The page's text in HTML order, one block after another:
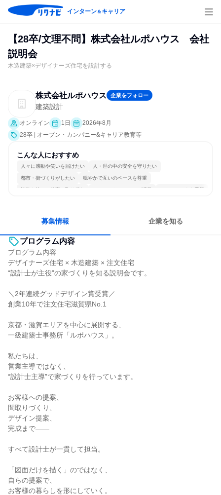
インターン＆キャリア
【28卒/文理不問】株式会社ルポハウス 会社
説明会
木造建築×デザイナーズ住宅を設計する
株式会社ルポハウス 企業をフォロー
建築設計
オンライン 1日
2026年8月
28卒 | オープン・カンパニー&キャリア教育等
こんな人におすすめ
人々に感動や笑いを届けたい 人・世の中の安全を守りたい
都市・街づくりがしたい 穏やかで互いのペースを尊重
情熱を持って仕事に取り組む コミュニケーションが活発 チームワークを重視
募集情報 企業を知る
プログラム内容
プログラム内容
デザイナーズ住宅 × 木造建築 × 注文住宅
“設計士が主役”の家づくりを知る説明会です。
＼2年連続グッドデザイン賞受賞／
創業10年で注文住宅滋賀県No.1
京都・滋賀エリアを中心に展開する、
一級建築士事務所「ルポハウス」。
私たちは、
営業主導ではなく、
“設計士主導”で家づくりを行っています。
お客様への提案、
間取りづくり、
デザイン提案、
完成まで――
すべて設計士が一貫して担当。
「図面だけを描く」のではなく、
自らの提案で、
お客様の暮らしを形にしていく。